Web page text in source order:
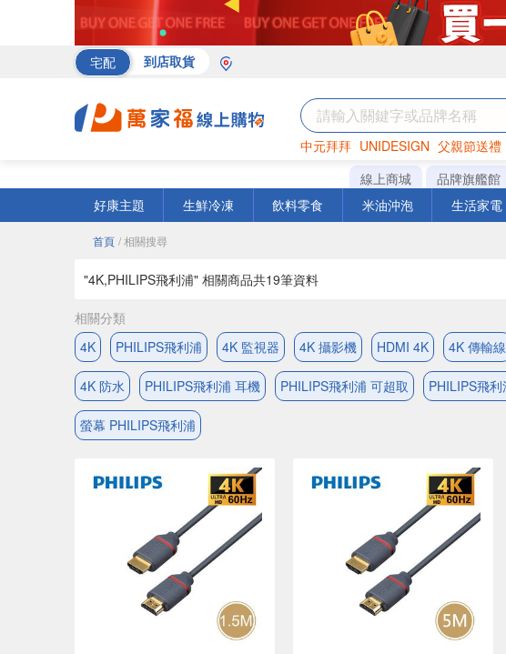
宅配 到店取貨
中元拜拜 UNIDESIGN 父親節送禮
海苔 巧克力 衛生紙
線上商城 品牌旗艦館
好康主題
生鮮冷凍 飲料零食 米油沖泡 生活家電
首頁 / 相關搜尋
"4K,PHILIPS飛利浦" 相關商品共19筆資料
相關分類
4K
PHILIPS飛利浦 4K 監視器 4K 攝影機 HDMI 4K 4K 傳輸線
4K 防水 PHILIPS飛利浦 耳機 PHILIPS飛利浦 可超取 PHILIPS飛
螢幕 PHILIPS飛利浦